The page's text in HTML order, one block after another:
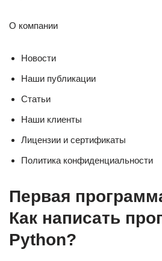
О компании
Новости
Наши публикации
Статьи
Наши клиенты
Лицензии и сертификаты
Политика конфиденциальности
Первая
Как написать
Python?